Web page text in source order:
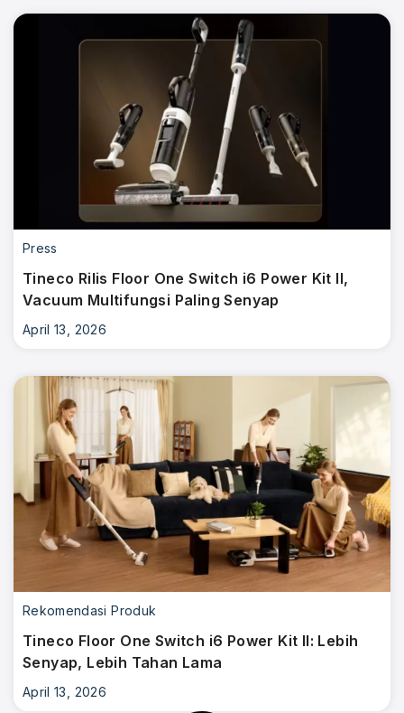
Press
Tineco Rilis Floor One Switch i6 Power Kit II,
Vacuum Multifungsi Paling Senyap
April 13, 2026
Rekomendasi Produk
Tineco Floor One Switch i6 Power Kit II: Lebih
Senyap, Lebih Tahan Lama
April 13, 2026